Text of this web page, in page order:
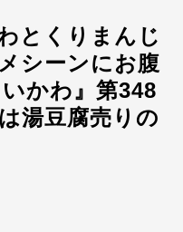
とくりまんじ
シーンにお腹
かわ』第348
湯豆腐売りの